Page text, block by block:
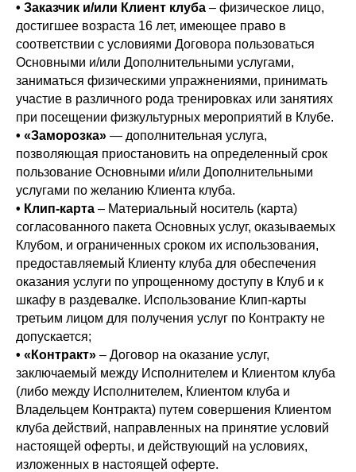
• Заказчик и/или Клиент клуба – физическое лицо,
достигшее возраста 16 лет, имеющее право в
соответствии с условиями Договора пользоваться
Основными и/или Дополнительными услугами,
заниматься физическими упражнениями, принимать
участие в различного рода тренировках или занятиях
при посещении физкультурных мероприятий в Клубе.
• «Заморозка» — дополнительная услуга,
позволяющая приостановить на определенный срок
пользование Основными и/или Дополнительными
услугами по желанию Клиента клуба.
• Клип-карта – Материальный носитель (карта)
согласованного пакета Основных услуг, оказываемых
Клубом, и ограниченных сроком их использования,
предоставляемый Клиенту клуба для обеспечения
оказания услуги по упрощенному доступу в Клуб и к
шкафу в раздевалке. Использование Клип-карты
третьим лицом для получения услуг по Контракту не
допускается;
• «Контракт» – Договор на оказание услуг,
заключаемый между Исполнителем и Клиентом клуба
(либо между Исполнителем, Клиентом клуба и
Владельцем Контракта) путем совершения Клиентом
клуба действий, направленных на принятие условий
настоящей оферты, и действующий на условиях,
изложенных в настоящей оферте.